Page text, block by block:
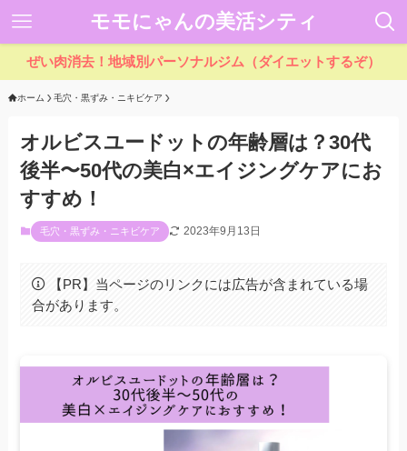
モモにゃんの美活シティ
ぜい肉消去！地域別パーソナルジム（ダイエットするぞ）
ホーム 毛穴・黒ずみ・ニキビケア
オルビスユードットの年齢層は？30代
後半〜50代の美白×エイジングケアにお
すすめ！
毛穴・黒ずみ・ニキビケア 2023年9月13日
【PR】当ページのリンクには広告が含まれている場
合があります。